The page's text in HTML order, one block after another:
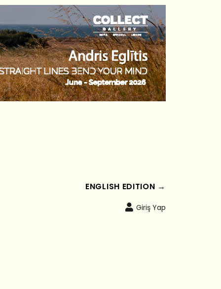
ENGLISH EDITION →
Giriş Yap